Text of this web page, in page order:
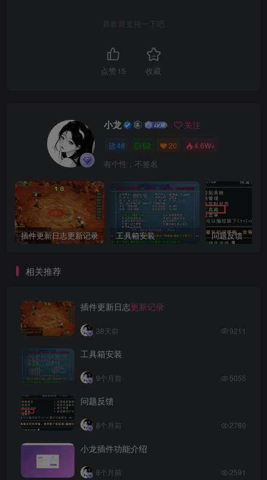
喜欢就支持一下吧
点赞 15 收藏
小龙 关注
48 52 20 4.6W+
有个性，不签名
插件更新日志更新记录 工具箱安装 问题反馈
相关推荐
插件更新日志更新记录
38天前 9211
工具箱安装
9个月前 5055
问题反馈
8个月前 2780
小龙插件功能介绍
8个月前 2591